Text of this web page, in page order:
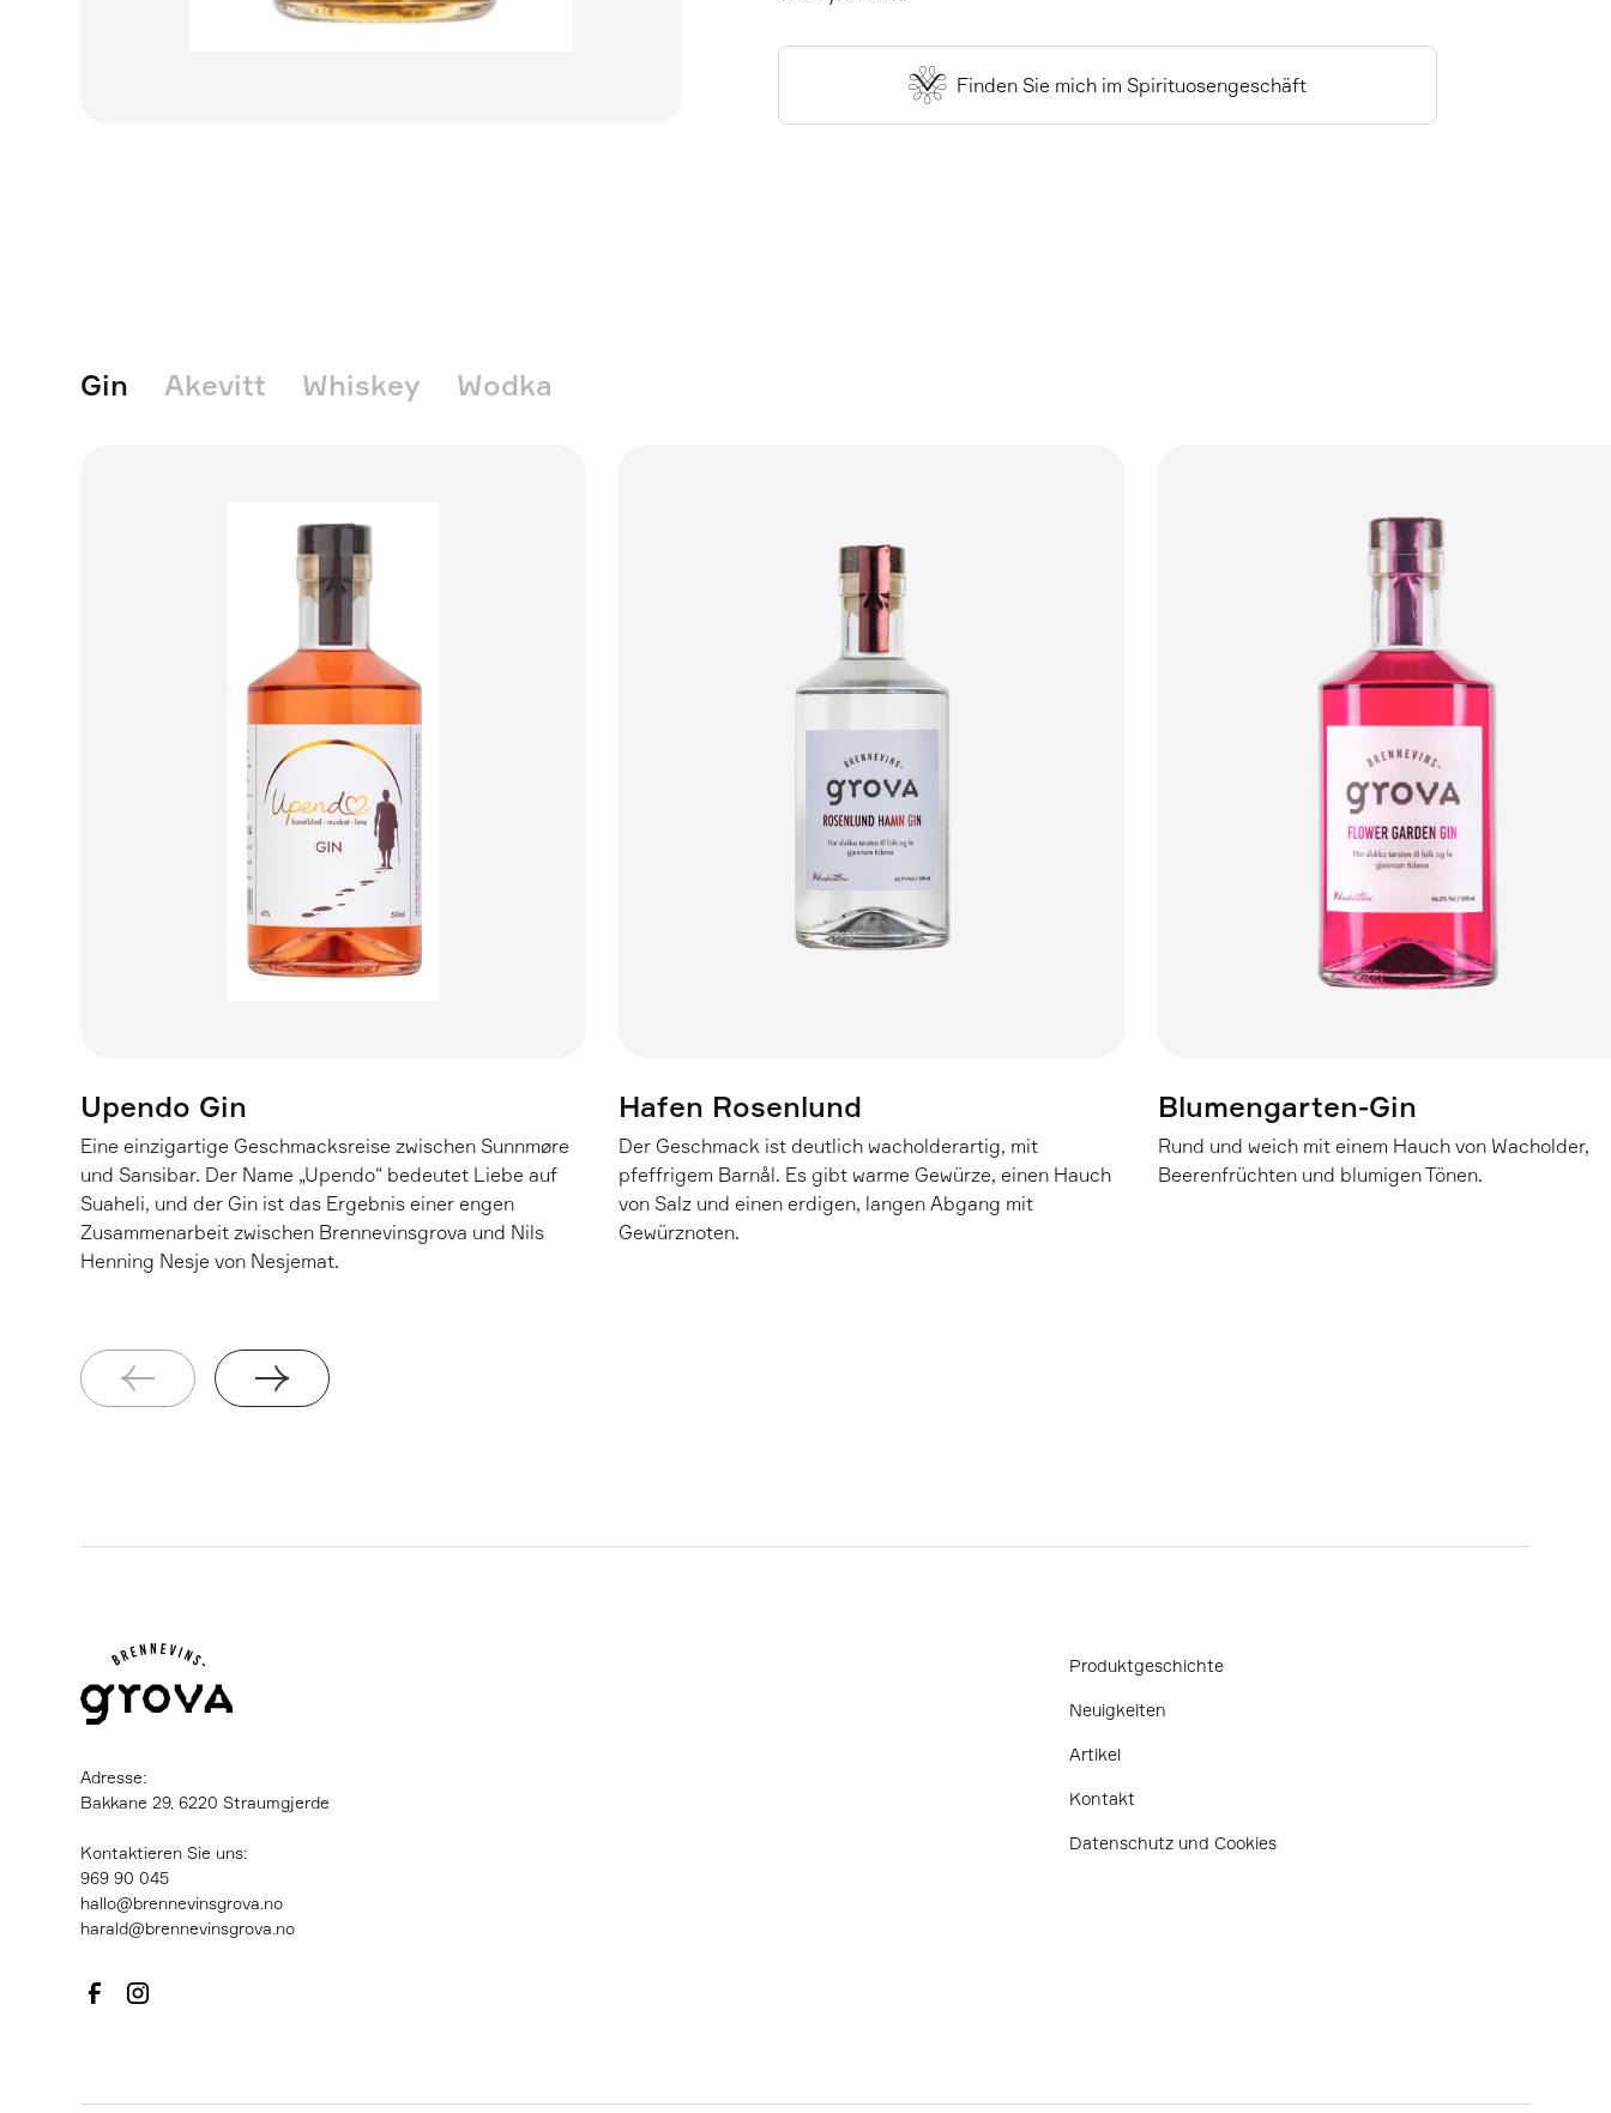
Finden Sie mich im Spirituosengeschäft
Gin Akevitt Whiskey Wodka
Upendo Gin
Eine einzigartige Geschmacksreise zwischen Sunnmøre
und Sansibar. Der Name „Upendo“ bedeutet Liebe auf
Suaheli, und der Gin ist das Ergebnis einer engen
Zusammenarbeit zwischen Brennevinsgrova und Nils
Henning Nesje von Nesjemat.
Hafen Rosenlund
Der Geschmack ist deutlich wacholderartig, mit
pfeffrigem Barnål. Es gibt warme Gewürze, einen Hauch
von Salz und einen erdigen, langen Abgang mit
Gewürznoten.
Blumengarten-Gin
Rund und weich mit einem Hauch von Wacholder,
Beerenfrüchten und blumigen Tönen.
Adresse:
Bakkane 29, 6220 Straumgjerde
Kontaktieren Sie uns:
‍969 90 045
hallo@brennevinsgrova.no
harald@brennevinsgrova.no
Produktgeschichte
Neuigkeiten
Artikel
Kontakt
Datenschutz und Cookies